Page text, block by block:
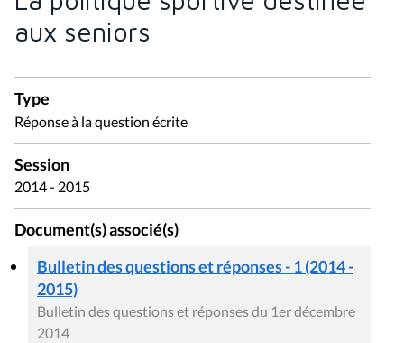
aux seniors
Type
Réponse à la question écrite
Session
2014 - 2015
Document(s) associé(s)
Bulletin des questions et réponses - 1 (2014 -
2015)
Bulletin des questions et réponses du 1er décembre
2014